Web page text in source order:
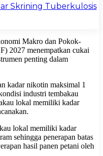
Skrining Tuberkulosis
Makro dan Pokok-
2027 menempatkan cukai
penting dalam
kadar nikotin maksimal 1
industri tembakau
lokal memiliki kadar
lokal memiliki kadar
sehingga penerapan batas
hasil panen petani oleh